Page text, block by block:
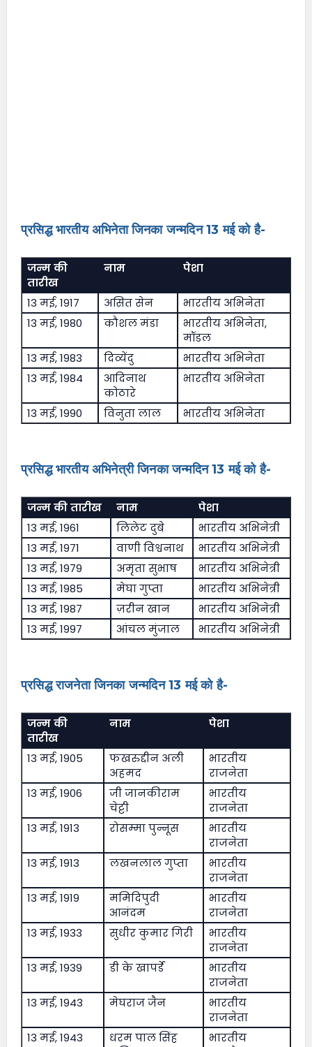
प्रसिद्ध भारतीय अभिनेता जिनका जन्मदिन 13 मई को है-
जन्म की
तारीख
नाम पेशा
13 मई, 1917 असित सेन
भारतीय अभिनेता
13 मई, 1980
कौशल मंडा
भारतीय अभिनेता,
मॉडल
13 मई, 1983
दिव्येंदु
भारतीय अभिनेता
13 मई, 1984
आदिनाथ
कोठारे
भारतीय अभिनेता
13 मई, 1990 विनुता लाल भारतीय अभिनेता
प्रसिद्ध भारतीय अभिनेत्री जिनका जन्मदिन 13 मई को है-
जन्म की तारीख नाम
पेशा
13 मई, 1961
लिलेट दुबे
भारतीय अभिनेत्री
13 मई, 1971
वाणी विश्वनाथ
भारतीय अभिनेत्री
13 मई, 1979
अमृता सुभाष
भारतीय अभिनेत्री
13 मई, 1985
मेघा गुप्ता
भारतीय अभिनेत्री
13 मई, 1987
ज़रीन खान
भारतीय अभिनेत्री
13 मई, 1997
आंचल मुंजाल भारतीय अभिनेत्री
प्रसिद्ध राजनेता जिनका जन्मदिन 13 मई को है-
जन्म की
तारीख
नाम पेशा
13 मई, 1905
फखरुद्दीन अली
अहमद
भारतीय
राजनेता
13 मई, 1906
जी जानकीराम
चेट्टी
भारतीय
राजनेता
13 मई, 1913
रोसम्मा पुन्नूस
भारतीय
राजनेता
13 मई, 1913
लखनलाल गुप्ता
भारतीय
राजनेता
13 मई, 1919
ममिदिपुदी
आनंदम
भारतीय
राजनेता
13 मई, 1933
सुधीर कुमार गिरी
भारतीय
राजनेता
13 मई, 1939
डी के खापर्डे
भारतीय
राजनेता
13 मई, 1943
मेघराज जैन
भारतीय
राजनेता
13 मई, 1943
धरम पाल सिंह
भारतीय